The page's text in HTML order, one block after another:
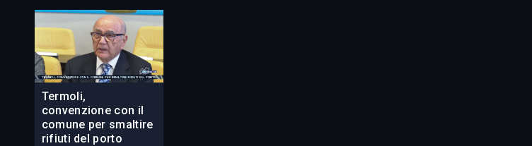
Termoli,
convenzione con il
comune per smaltire
rifiuti del porto